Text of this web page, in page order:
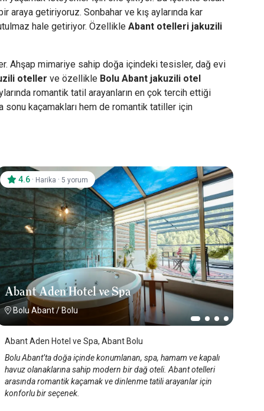
araya getiriyoruz. Sonbahar ve kış aylarında kar
hale getiriyor. Özellikle Abant otelleri jakuzili
Ahşap mimariye sahip doğa içindeki tesisler, dağ evi
oteller ve özellikle Bolu Abant jakuzili otel
romantik tatil arayanların en çok tercih ettiği
kaçamakları hem de romantik tatiller için
Abant Aden Hotel ve Spa
Bolu Abant/Bolu
4.6 · Harika · 5 yorum
Abant Aden Hotel ve Spa, Abant Bolu
Bolu Abant’ta doğa içinde konumlanan, spa, hamam ve kapalı
havuz olanaklarına sahip modern bir dağ oteli. Abant otelleri
arasında romantik kaçamak ve dinlenme tatili arayanlar için
konforlu bir seçenek.